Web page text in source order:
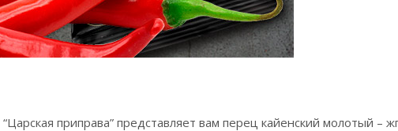
приправа” представляет вам перец кайенский молотый –